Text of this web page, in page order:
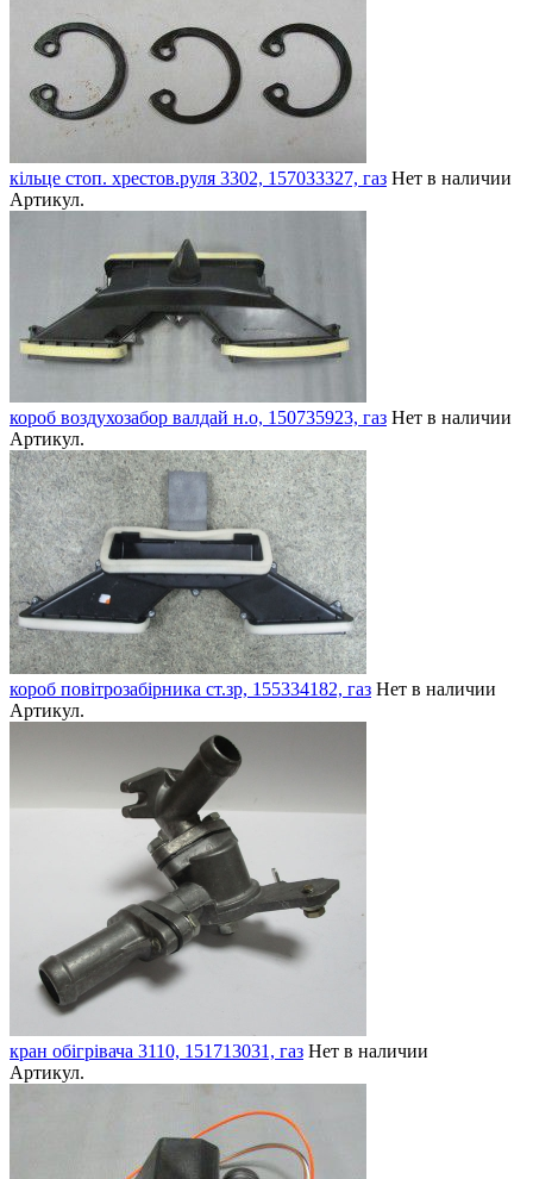
кільце стоп. хрестов.руля 3302, 157033327, газ Нет в наличии
Артикул.
короб воздухозабор валдай н.о, 150735923, газ Нет в наличии
Артикул.
короб повітрозабірника ст.зр, 155334182, газ Нет в наличии
Артикул.
кран обігрівача 3110, 151713031, газ Нет в наличии
Артикул.